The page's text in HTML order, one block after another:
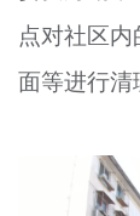
身边好人
文明评论
宣传思想文
点对社区
面等进行清